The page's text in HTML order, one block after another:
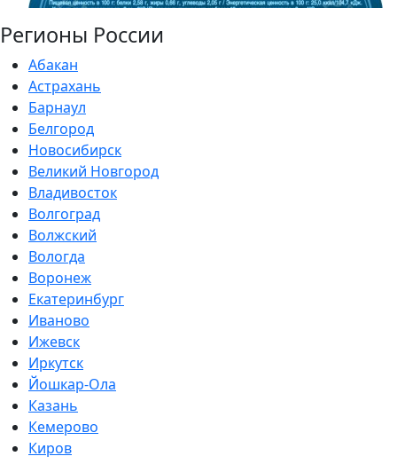
Регионы России
Абакан
Астрахань
Барнаул
Белгород
Новосибирск
Великий Новгород
Владивосток
Волгоград
Волжский
Вологда
Воронеж
Екатеринбург
Иваново
Ижевск
Иркутск
Йошкар-Ола
Казань
Кемерово
Киров